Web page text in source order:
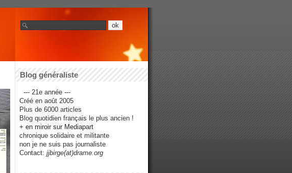
Blog généraliste
--- 21e année ---
Créé en août 2005
Plus de 6000 articles
Blog quotidien français le plus ancien !
+ en miroir sur Mediapart
chronique solidaire et militante
non je ne suis pas journaliste
Contact: jjbirge(at)drame.org